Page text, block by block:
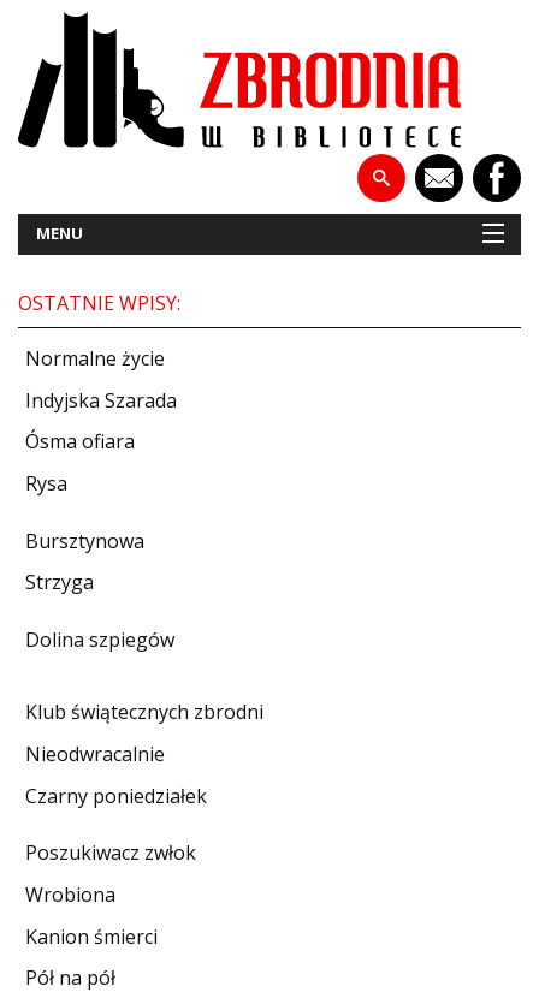
MENU
PATRONATY
WYWIADY
RECENZJE
DO CZYTANIA
KONTAKT
OSTATNIE WPISY:
Normalne życie
Indyjska Szarada
Ósma ofiara
Rysa
Bursztynowa
Strzyga
Dolina szpiegów
Klub świątecznych zbrodni
Nieodwracalnie
Czarny poniedziałek
Poszukiwacz zwłok
Wrobiona
Kanion śmierci
Pół na pół